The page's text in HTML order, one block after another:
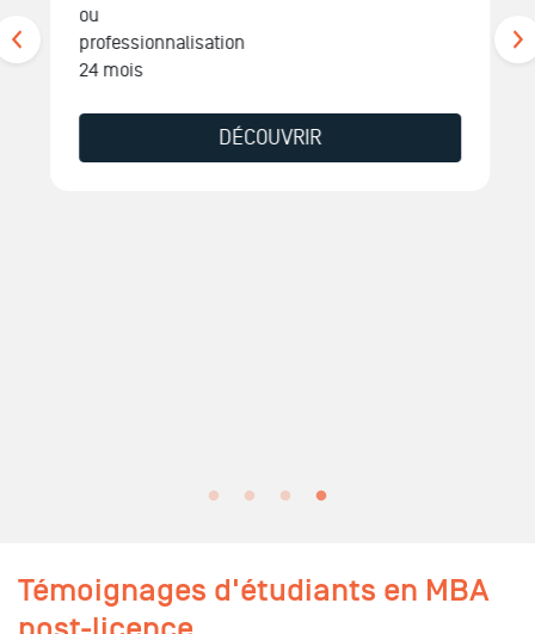
ou
professionnalisation
24 mois
DÉCOUVRIR
Témoignages d'étudiants en MBA